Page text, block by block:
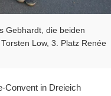
Gebhardt, die beiden
Low, 3. Platz Renée
Convent in Dreieich